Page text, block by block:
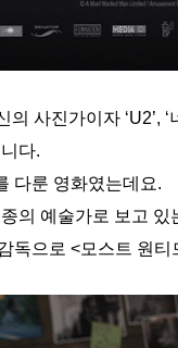
사진가이자 ‘U2’,
다.
다룬 영화였는데요.
의 예술가로 보고 있
독으로 <모스트 원